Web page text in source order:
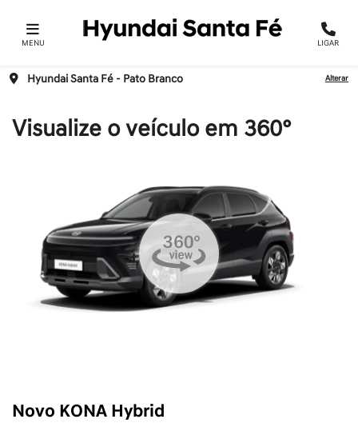
MENU LIGAR
Hyundai Santa Fé - Pato Branco Alterar
Visualize o veículo em 360°
Novo KONA Hybrid